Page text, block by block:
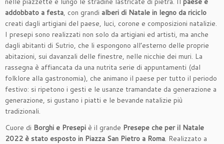
addobbato a festa, con grandi alberi di Natale in legno da riciclo
creati dagli artigiani del paese, luci, corone e composizioni natalizie.
I presepi sono realizzati non solo da artigiani ed artisti, ma anche
dagli abitanti di Sutrio, che li espongono all’esterno delle proprie
abitazioni, sui davanzali delle finestre, nelle nicchie dei muri. La
rassegna è affiancata da una nutrita serie di appuntamenti (dal
folklore alla gastronomia), che animano il paese per tutto il periodo
festivo: si ripetono i gesti e le usanze tramandate da generazione a
generazione, si gustano i piatti e le bevande natalizie più
tradizionali.
Cuore di Borghi e Presepi è il grande Presepe che per il Natale
2022 è stato esposto in Piazza San Pietro a Roma. Realizzato a